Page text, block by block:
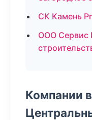
СК Камень
ООО Сервис
Компании